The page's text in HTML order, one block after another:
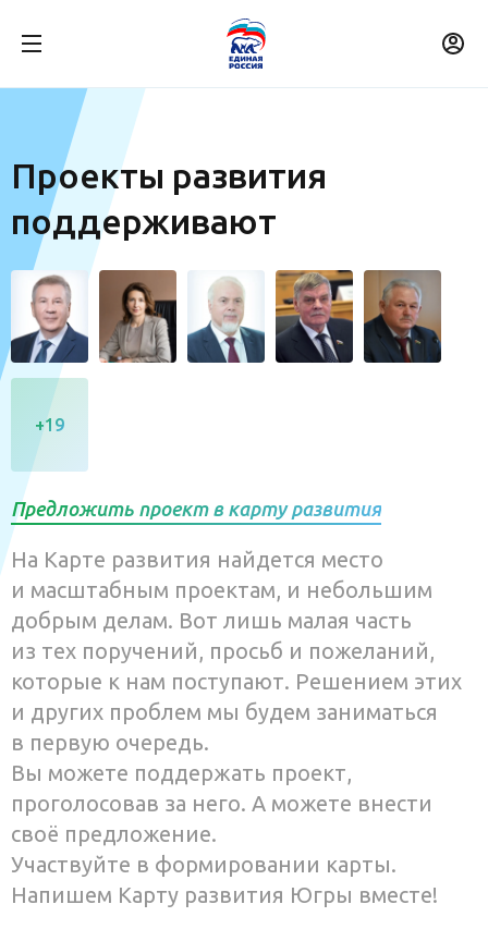
Проекты развития
поддерживают
+19
Предложить проект в карту развития
На Карте развития найдется место
и масштабным проектам, и небольшим
добрым делам. Вот лишь малая часть
из тех поручений, просьб и пожеланий,
которые к нам поступают. Решением этих
и других проблем мы будем заниматься
в первую очередь.
Вы можете поддержать проект,
проголосовав за него. А можете внести
своё предложение.
Участвуйте в формировании карты.
Напишем Карту развития Югры вместе!